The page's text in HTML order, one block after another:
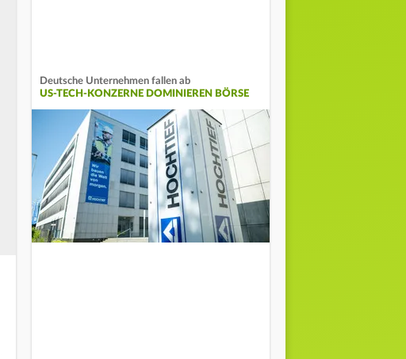
Deutsche Unternehmen fallen ab
US-TECH-KONZERNE DOMINIEREN BÖRSE